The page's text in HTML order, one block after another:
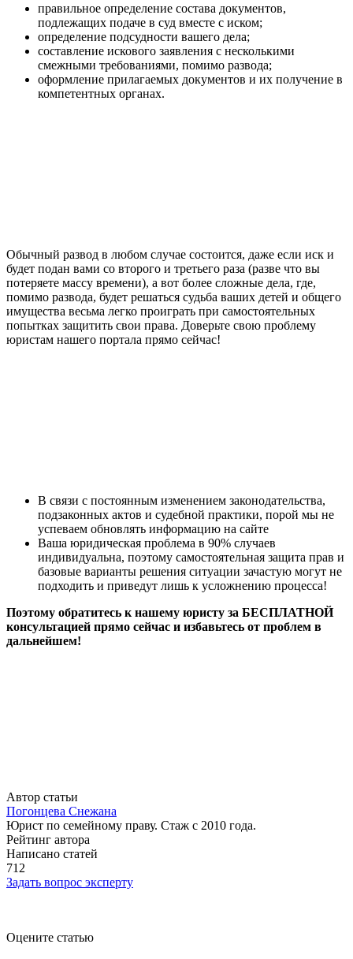
правильное определение состава документов,
подлежащих подаче в суд вместе с иском;
определение подсудности вашего дела;
составление искового заявления с несколькими
смежными требованиями, помимо развода;
оформление прилагаемых документов и их получение в
компетентных органах.
Обычный развод в любом случае состоится, даже если иск и
будет подан вами со второго и третьего раза (разве что вы
потеряете массу времени), а вот более сложные дела, где,
помимо развода, будет решаться судьба ваших детей и общего
имущества весьма легко проиграть при самостоятельных
попытках защитить свои права. Доверьте свою проблему
юристам нашего портала прямо сейчас!
В связи с постоянным изменением законодательства,
подзаконных актов и судебной практики, порой мы не
успеваем обновлять информацию на сайте
Ваша юридическая проблема в 90% случаев
индивидуальна, поэтому самостоятельная защита прав и
базовые варианты решения ситуации зачастую могут не
подходить и приведут лишь к усложнению процесса!
Поэтому обратитесь к нашему юристу за БЕСПЛАТНОЙ
консультацией прямо сейчас и избавьтесь от проблем в
дальнейшем!
Автор статьи
Погонцева Снежана
Юрист по семейному праву. Стаж с 2010 года.
Рейтинг автора
Написано статей
712
Задать вопрос эксперту
Оцените статью